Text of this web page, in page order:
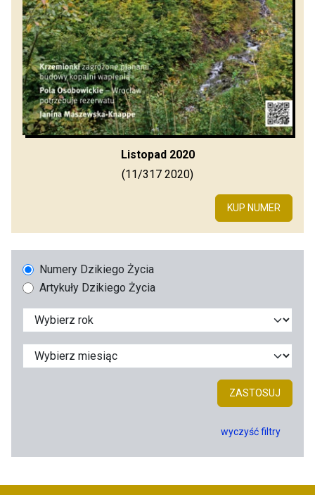
Listopad 2020
(11/317 2020)
KUP NUMER
Numery Dzikiego Życia
Artykuły Dzikiego Życia
ZASTOSUJ
wyczyść filtry